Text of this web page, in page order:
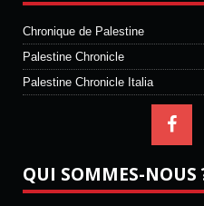
Chronique de Palestine
Palestine Chronicle
Palestine Chronicle Italia
QUI SOMMES-NOUS